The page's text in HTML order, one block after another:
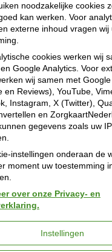
noodzakelijke cookies
kan werken. Voor
externe inhoud vragen wij
cookies werken wij
Google Analytics. Voor
wij samen met Google
en Reviews), YouTube,
Instagram, X (Twitter),
en
gegevens zoals uw
instellingen onderaan de
moment uw toestemming
over onze Privacy- en
Instellingen